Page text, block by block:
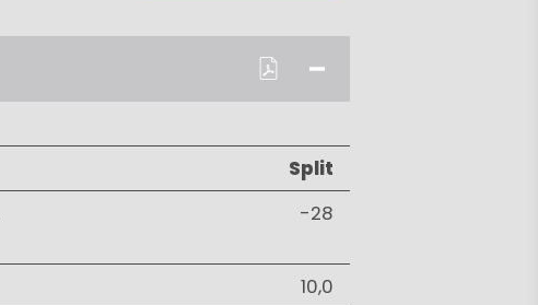
Split
-28
10,0